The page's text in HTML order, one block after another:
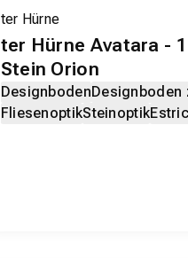
ter Hürne
ter Hürne Avatara -
Stein Orion
DesignbodenDesignboden
FliesenoptikSteinoptik